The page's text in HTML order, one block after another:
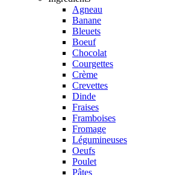
Agneau
Banane
Bleuets
Boeuf
Chocolat
Courgettes
Crème
Crevettes
Dinde
Fraises
Framboises
Fromage
Légumineuses
Oeufs
Poulet
Pâtes